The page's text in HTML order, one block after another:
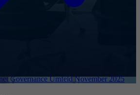
Governance Umfeld November 2025